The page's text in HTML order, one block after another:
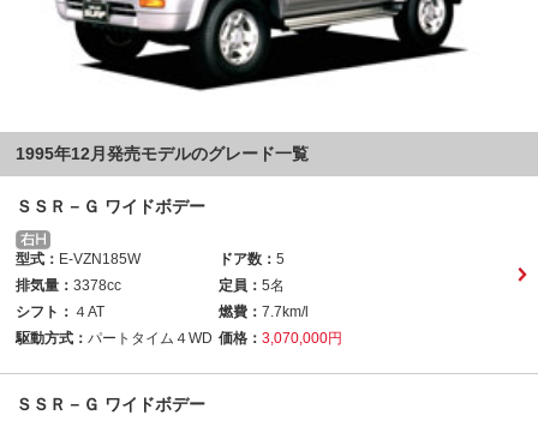
1995年12月発売モデルのグレード一覧
ＳＳＲ－Ｇ ワイドボデー
型式： E-VZN185W ドア数： 5
排気量： 3378cc 定員： 5名
シフト： ４AT 燃費： 7.7km/l
駆動方式： パートタイム４WD 価格： 3,070,000円
ＳＳＲ－Ｇ ワイドボデー